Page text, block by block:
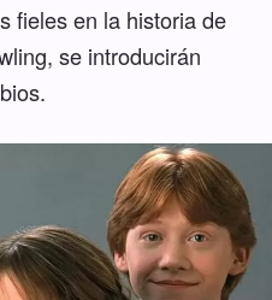
fieles en la historia de
se introducirán